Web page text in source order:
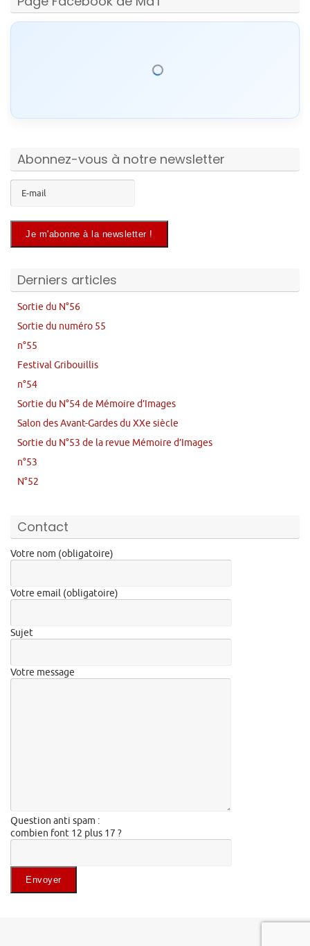
Abonnez-vous à notre newsletter
Derniers articles
Sortie du N°56
Sortie du numéro 55
n°55
Festival Gribouillis
n°54
Sortie du N°54 de Mémoire d’Images
Salon des Avant-Gardes du XXe siècle
Sortie du N°53 de la revue Mémoire d’Images
n°53
N°52
Contact
Votre nom (obligatoire)
Votre email (obligatoire)
Sujet
Votre message
Question anti spam :
combien font 12 plus 17 ?